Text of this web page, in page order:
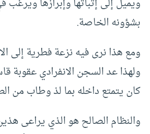
بشؤونه الخاصة.
ومع هذا نرى فيه نزعة فطرية إلى
ولهذا عد السجن الانفرادي عقوبة
كان يتمتع داخله بما لذ وطاب من
والنظام الصالح هو الذي يراعى